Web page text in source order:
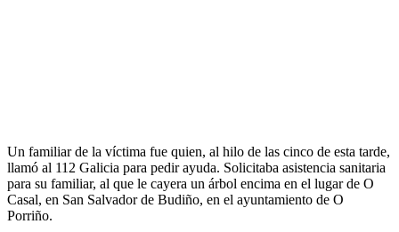
Un familiar de la víctima fue quien, al hilo de las cinco de esta tarde,
llamó al 112 Galicia para pedir ayuda. Solicitaba asistencia sanitaria
para su familiar, al que le cayera un árbol encima en el lugar de O
Casal, en San Salvador de Budiño, en el ayuntamiento de O
Porriño.